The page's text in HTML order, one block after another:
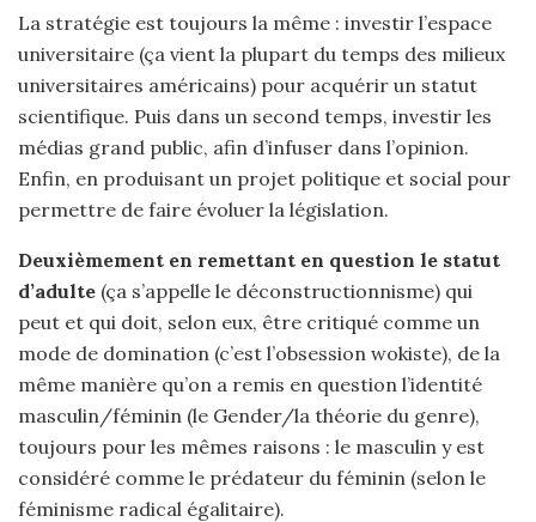
La stratégie est toujours la même : investir l’espace
universitaire (ça vient la plupart du temps des milieux
universitaires américains) pour acquérir un statut
scientifique. Puis dans un second temps, investir les
médias grand public, afin d’infuser dans l’opinion.
Enfin, en produisant un projet politique et social pour
permettre de faire évoluer la législation.
Deuxièmement en remettant en question le statut
d’adulte (ça s’appelle le déconstructionnisme) qui
peut et qui doit, selon eux, être critiqué comme un
mode de domination (c’est l’obsession wokiste), de la
même manière qu’on a remis en question l’identité
masculin/féminin (le Gender/la théorie du genre),
toujours pour les mêmes raisons : le masculin y est
considéré comme le prédateur du féminin (selon le
féminisme radical égalitaire).